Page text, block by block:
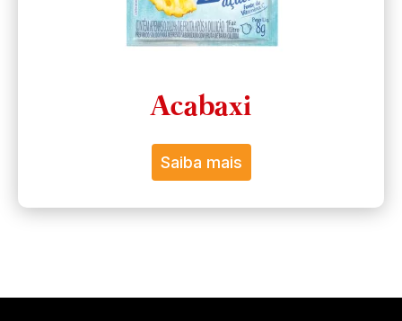
Acabaxi
Saiba mais